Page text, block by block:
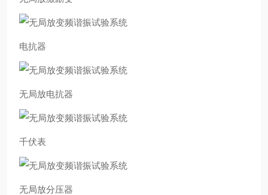
电抗器
无局放电抗器
千伏表
无局放分压器